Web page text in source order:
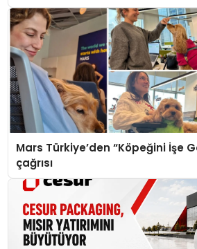
Mars Türkiye’den “Köpeğini İşe
çağrısı